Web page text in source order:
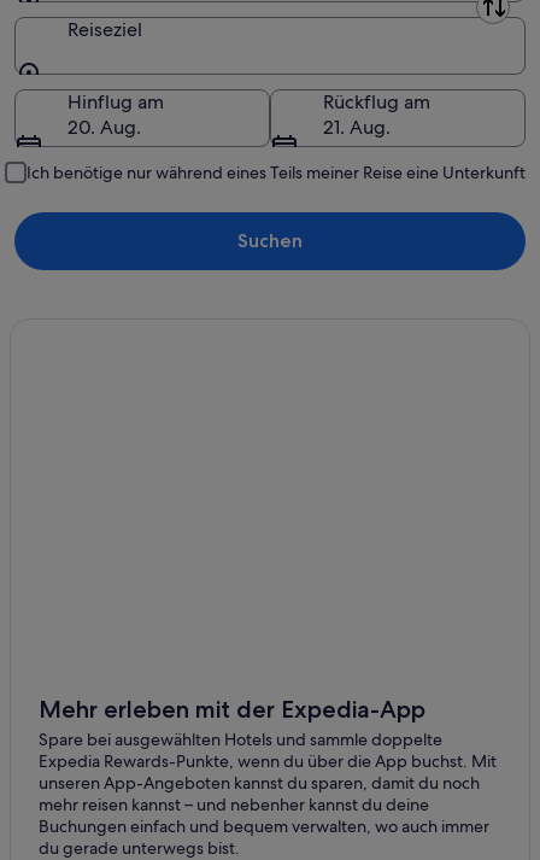
Abreiseort
Reiseziel
Reiseziel
Hinflug am
20. Aug.
Rückflug am
21. Aug.
Ich benötige nur während eines Teils meiner Reise eine Unterkunft
Suchen
Mehr erleben mit der Expedia-App
Spare bei ausgewählten Hotels und sammle doppelte
Expedia Rewards-Punkte, wenn du über die App buchst. Mit
unseren App-Angeboten kannst du sparen, damit du noch
mehr reisen kannst – und nebenher kannst du deine
Buchungen einfach und bequem verwalten, wo auch immer
du gerade unterwegs bist.